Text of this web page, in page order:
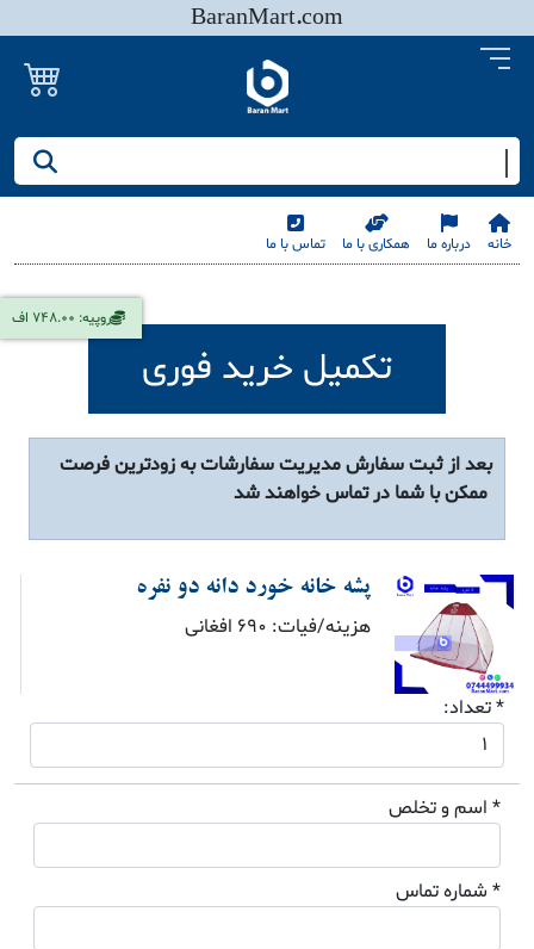
BaranMart.com
خانه درباره ما همکاری با ما تماس با ما
روپیه: 748.00 اف
تکمیل خرید فوری
بعد از ثبت سفارش مدیریت سفارشات به زودترین فرصت
ممکن با شما در تماس خواهند شد
پشه خانه خورد دانه دو نفره
هزینه/فیات: 690 افغانی
* تعداد:
* اسم و تخلص
* شماره تماس